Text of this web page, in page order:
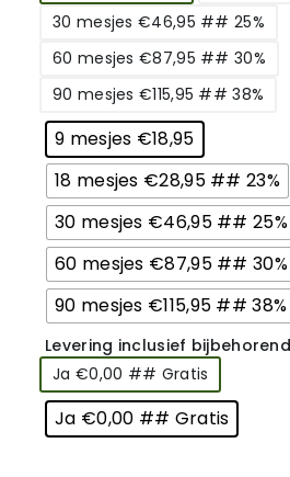
30 mesjes €46,95 ## 25%
60 mesjes €87,95 ## 30%
90 mesjes €115,95 ## 38%
9 mesjes €18,95
18 mesjes €28,95 ## 23%
30 mesjes €46,95 ## 25%
60 mesjes €87,95 ## 30%
90 mesjes €115,95 ## 38%
Levering inclusief
Ja €0,00 ## Gratis
Ja €0,00 ## Gratis